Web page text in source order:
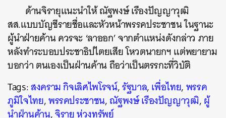
ด้านจิรายุแนะนำให้ ณัฐพงษ์ เรืองปัญญาวุฒิ
สส.แบบบัญชีรายชื่อและหัวหน้าพรรคประชาชน ในฐานะ
ผู้นำฝ่ายค้าน ควรจะ ‘ลาออก’ จากตำแหน่งดังกล่าว ภาย
หลังทำระบอบประชาธิปไตยเสีย โหวตนายกฯ แต่พยายาม
บอกว่า ตนเองเป็นฝ่านค้าน ถือว่าเป็นตรรกะที่วิบัติ
Tags:สงคราม กิจเลิศไพโรจน์,รัฐบาล,เพื่อไทย,พรรค
ภูมิใจไทย,พรรคประชาชน,ณัฐพงษ์ เรืองปัญญาวุฒิ,ผู้
นำฝ่านค้าน,จิรายุ ห่วงทรัพย์
SHARE TWEET LINE EMAIL